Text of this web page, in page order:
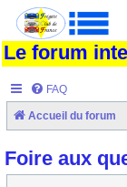
Le forum
FAQ
Accueil du forum
Foire aux